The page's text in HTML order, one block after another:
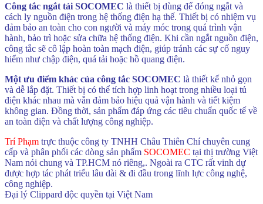
Công tắc ngắt tải SOCOMEC là thiết bị dùng để đóng ngắt và
cách ly nguồn điện trong hệ thống điện hạ thế. Thiết bị có nhiệm vụ
đảm bảo an toàn cho con người và máy móc trong quá trình vận
hành, bảo trì hoặc sửa chữa hệ thống điện. Khi cần ngắt nguồn điện,
công tắc sẽ cô lập hoàn toàn mạch điện, giúp tránh các sự cố nguy
hiểm như chập điện, quá tải hoặc hồ quang điện.
Một ưu điểm khác của công tắc SOCOMEC là thiết kế nhỏ gọn
và dễ lắp đặt. Thiết bị có thể tích hợp linh hoạt trong nhiều loại tủ
điện khác nhau mà vẫn đảm bảo hiệu quả vận hành và tiết kiệm
không gian. Đồng thời, sản phẩm đáp ứng các tiêu chuẩn quốc tế về
an toàn điện và chất lượng công nghiệp.
Trí Phạm trực thuộc công ty TNHH Châu Thiên Chí chuyên cung
cấp và phân phối các dòng sản phẩm SOCOMEC tại thị trường Việt
Nam nói chung và TP.HCM nó riêng,. Ngoài ra CTC rất vinh dự
được hợp tác phát triểu lâu dài & đi đầu trong lĩnh lực công nghệ,
công nghiệp.
Đại lý Clippard độc quyền tại Việt Nam